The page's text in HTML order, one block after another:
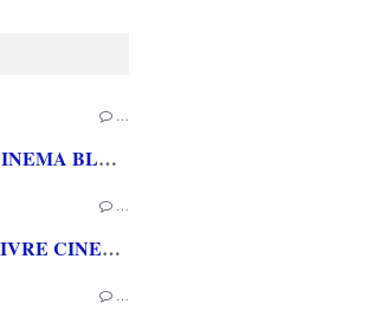
…
[REVUE CINEMA BLU-RAY] LA TOUR DE GLACE
…
[REVUE LIVRE CINEMA] FAST & FURIOUS d' Arnaud BRIAND aux éditions CASA
…